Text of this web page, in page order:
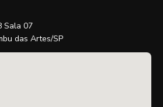
Sala 07
das Artes/SP